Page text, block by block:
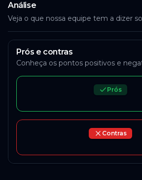
Análise
Veja o que nossa equipe tem a dizer
Prós e contras
Conheça os pontos positivos e
Prós
Contras